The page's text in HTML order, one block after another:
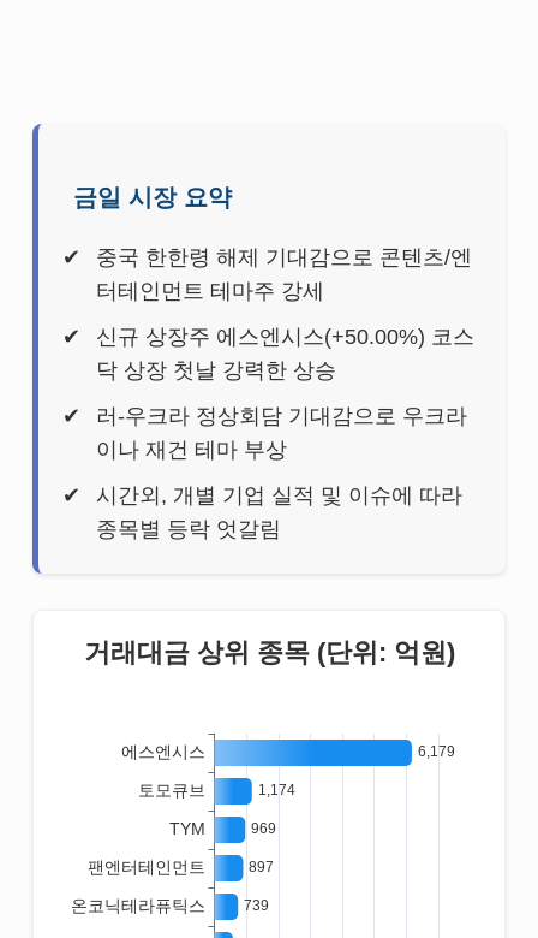
금일 시장 요약
중국 한한령 해제 기대감으로 콘텐츠/엔
터테인먼트 테마주 강세
신규 상장주 에스엔시스(+50.00%) 코스
닥 상장 첫날 강력한 상승
러-우크라 정상회담 기대감으로 우크라
이나 재건 테마 부상
시간외, 개별 기업 실적 및 이슈에 따라
종목별 등락 엇갈림
거래대금 상위 종목 (단위: 억원)